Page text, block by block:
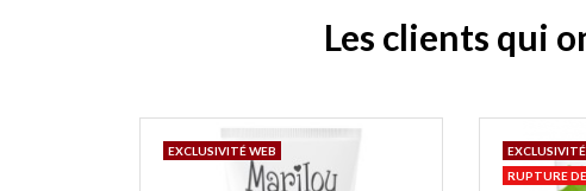
Les clients qui
EXCLUSIVITÉ WEB
RUPTURE